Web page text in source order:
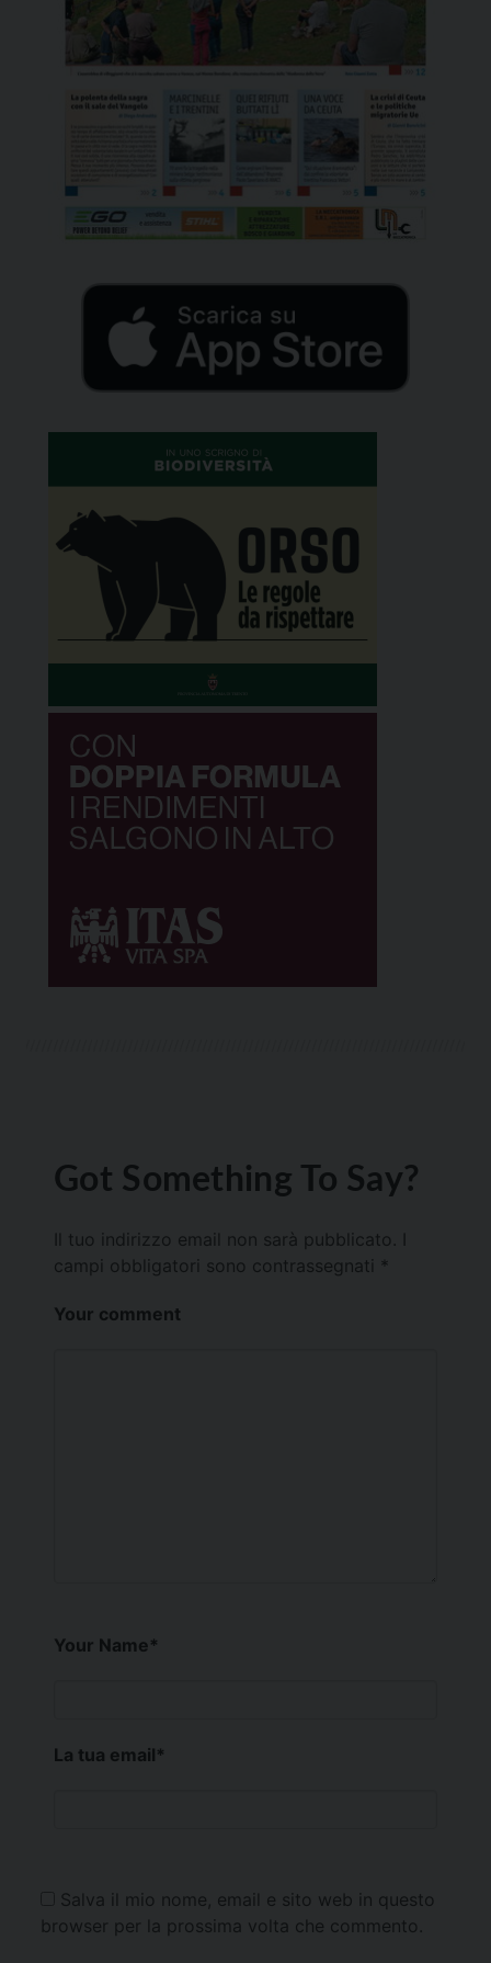
Got Something To Say?
Il tuo indirizzo email non sarà pubblicato.
campi obbligatori sono contrassegnati *
Your comment
Your Name*
La tua email*
Salva il mio nome, email e sito web in questo
browser per la prossima volta che commento.